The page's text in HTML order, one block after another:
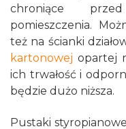
chroniące
pomieszczenia.
też na ścianki
kartonowej opartej
ich trwałość i
będzie dużo niższa.
Pustaki